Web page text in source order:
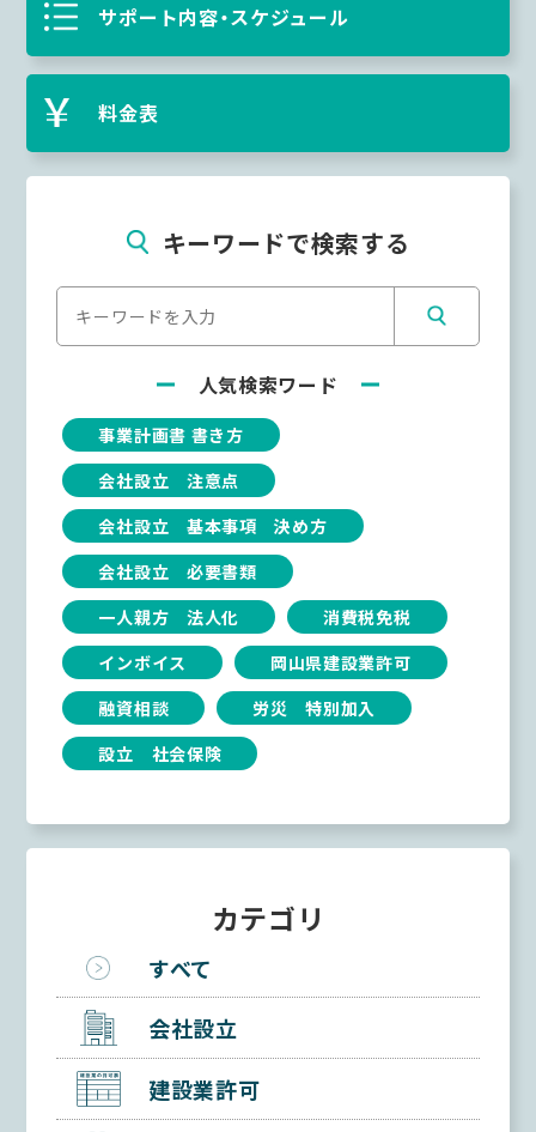
サポート内容・スケジュール
料金表
キーワードで検索する
人気検索ワード
事業計画書 書き方
会社設立 注意点
会社設立 基本事項 決め方
会社設立 必要書類
一人親方 法人化
消費税免税
インボイス
岡山県建設業許可
融資相談
労災 特別加入
設立 社会保険
カテゴリ
すべて
会社設立
建設業許可